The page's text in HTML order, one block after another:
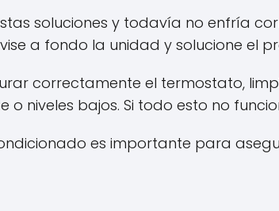
soluciones y todavía no enfría
a fondo la unidad y solucione el
correctamente el termostato,
o niveles bajos. Si todo esto no
es importante para